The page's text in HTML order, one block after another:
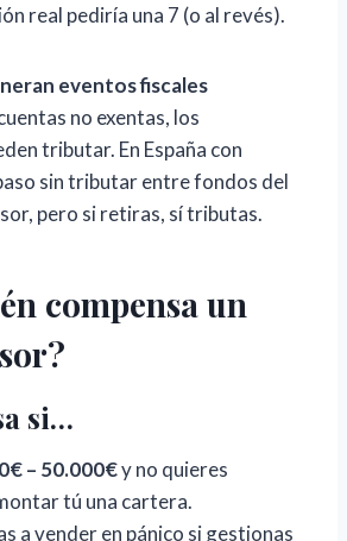
real pediría una 7 (o al revés).
eventos fiscales
no exentas, los
tributar. En España con
sin tributar entre fondos del
pero si retiras, sí tributas.
compensa un
si…
– 50.000€y no quieres
tú una cartera.
a vender en pánico si gestionas